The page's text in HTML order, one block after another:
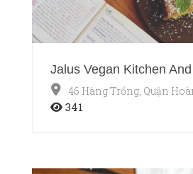
Jalus Vegan Kitchen
46 Hàng Trống, Quận
341